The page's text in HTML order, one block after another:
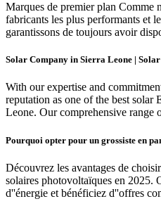
Marques de premier plan Comme
fabricants les plus performants et
garantissons de toujours avoir
Solar Company in Sierra Leone |
With our expertise and
reputation as one of the best solar
Leone. Our comprehensive range
Pourquoi opter pour un grossiste en
Découvrez les avantages de
solaires photovoltaïques en 2025.
d''énergie et bénéficiez d''offres